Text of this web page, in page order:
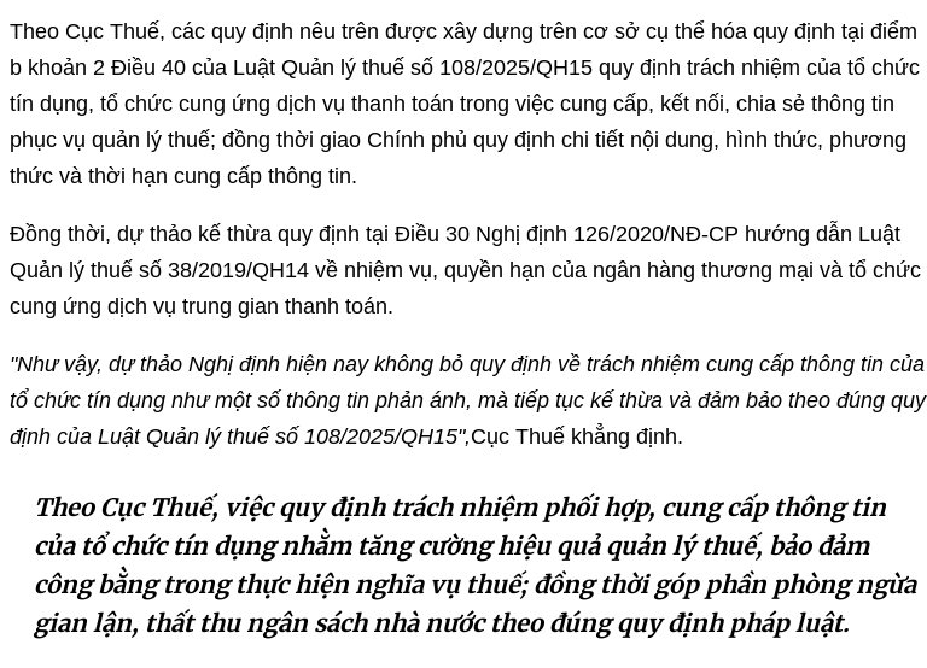
Theo Cục Thuế, các quy định nêu trên được xây dựng trên cơ sở cụ thể hóa quy định tại điểm
b khoản 2 Điều 40 của Luật Quản lý thuế số 108/2025/QH15 quy định trách nhiệm của tổ chức
tín dụng, tổ chức cung ứng dịch vụ thanh toán trong việc cung cấp, kết nối, chia sẻ thông tin
phục vụ quản lý thuế; đồng thời giao Chính phủ quy định chi tiết nội dung, hình thức, phương
thức và thời hạn cung cấp thông tin.
Đồng thời, dự thảo kế thừa quy định tại Điều 30 Nghị định 126/2020/NĐ-CP hướng dẫn Luật
Quản lý thuế số 38/2019/QH14 về nhiệm vụ, quyền hạn của ngân hàng thương mại và tổ chức
cung ứng dịch vụ trung gian thanh toán.
"Như vậy, dự thảo Nghị định hiện nay không bỏ quy định về trách nhiệm cung cấp thông tin của
tổ chức tín dụng như một số thông tin phản ánh, mà tiếp tục kế thừa và đảm bảo theo đúng quy
định của Luật Quản lý thuế số 108/2025/QH15",Cục Thuế khẳng định.
Theo Cục Thuế, việc quy định trách nhiệm phối hợp, cung cấp thông tin
của tổ chức tín dụng nhằm tăng cường hiệu quả quản lý thuế, bảo đảm
công bằng trong thực hiện nghĩa vụ thuế; đồng thời góp phần phòng ngừa
gian lận, thất thu ngân sách nhà nước theo đúng quy định pháp luật.